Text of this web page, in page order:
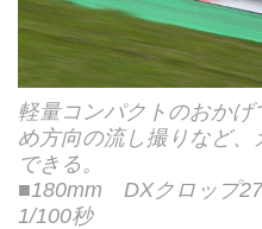
軽量コンパクトのおか
め方向の流し撮りなど
できる。
■180mm DXクロップ
1/100秒